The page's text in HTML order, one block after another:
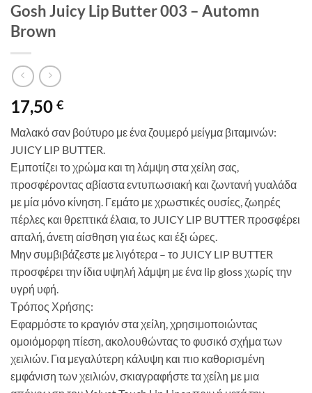
Gosh Juicy Lip Butter 003 – Automn
Brown
17,50 €
Μαλακό σαν βούτυρο με ένα ζουμερό μείγμα βιταμινών:
JUICY LIP BUTTER.
Εμποτίζει το χρώμα και τη λάμψη στα χείλη σας,
προσφέροντας αβίαστα εντυπωσιακή και ζωντανή γυαλάδα
με μία μόνο κίνηση. Γεμάτο με χρωστικές ουσίες, ζωηρές
πέρλες και θρεπτικά έλαια, το JUICY LIP BUTTER προσφέρει
απαλή, άνετη αίσθηση για έως και έξι ώρες.
Μην συμβιβάζεστε με λιγότερα – το JUICY LIP BUTTER
προσφέρει την ίδια υψηλή λάμψη με ένα lip gloss χωρίς την
υγρή υφή.
Τρόπος Χρήσης:
Εφαρμόστε το κραγιόν στα χείλη, χρησιμοποιώντας
ομοιόμορφη πίεση, ακολουθώντας το φυσικό σχήμα των
χειλιών. Για μεγαλύτερη κάλυψη και πιο καθορισμένη
εμφάνιση των χειλιών, σκιαγραφήστε τα χείλη με μια